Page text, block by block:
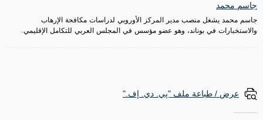
جاسم محمد
جاسم محمد يشغل منصب مدير المركز الأوروبي لدراسات مكافحة الإرهاب
والاستخبارات في بوناند، وهو عضو مؤسس في المجلس العربي للتكامل الإقليمي.
عرض / طباعة ملف "پي. دي. إف."